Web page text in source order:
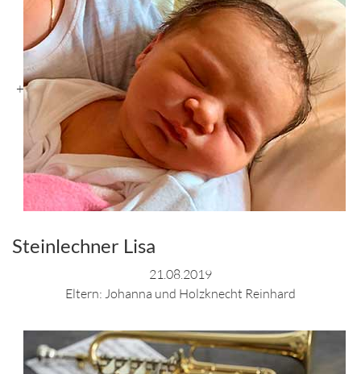
+
Steinlechner Lisa
21.08.2019
Eltern: Johanna und Holzknecht Reinhard